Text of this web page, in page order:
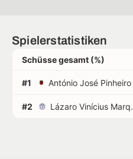
Spielerstatistiken
Schüsse gesamt (%)
#1
#2